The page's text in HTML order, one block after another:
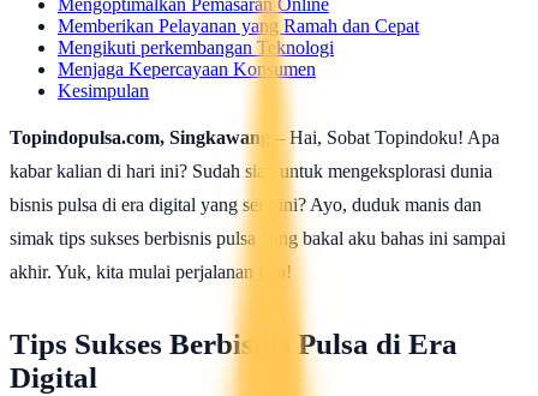
Mengoptimalkan Pemasaran Online
Memberikan Pelayanan yang Ramah dan Cepat
Mengikuti perkembangan Teknologi
Menjaga Kepercayaan Konsumen
Kesimpulan
Topindopulsa.com, Singkawang
– Hai, Sobat Topindoku! Apa
kabar kalian di hari ini? Sudah siap untuk mengeksplorasi dunia
bisnis pulsa di era digital yang seru ini? Ayo, duduk manis dan
simak tips sukses berbisnis pulsa yang bakal aku bahas ini sampai
akhir. Yuk, kita mulai perjalanan kita!
Tips Sukses Berbisnis Pulsa di Era
Digital